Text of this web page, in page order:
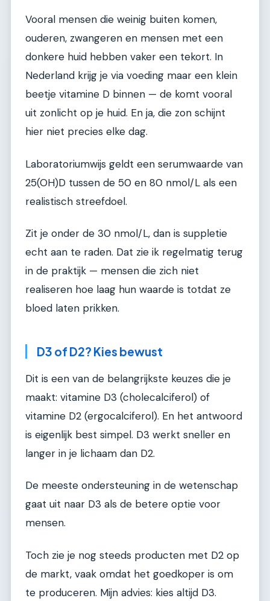
Vooral mensen die weinig buiten komen,
ouderen, zwangeren en mensen met een
donkere huid hebben vaker een tekort. In
Nederland krijg je via voeding maar een klein
beetje vitamine D binnen — de komt vooral
uit zonlicht op je huid. En ja, die zon schijnt
hier niet precies elke dag.
Laboratoriumwijs geldt een serumwaarde van
25(OH)D tussen de 50 en 80 nmol/L als een
realistisch streefdoel.
Zit je onder de 30 nmol/L, dan is suppletie
echt aan te raden. Dat zie ik regelmatig terug
in de praktijk — mensen die zich niet
realiseren hoe laag hun waarde is totdat ze
bloed laten prikken.
D3 of D2? Kies bewust
Dit is een van de belangrijkste keuzes die je
maakt: vitamine D3 (cholecalciferol) of
vitamine D2 (ergocalciferol). En het antwoord
is eigenlijk best simpel. D3 werkt sneller en
langer in je lichaam dan D2.
De meeste ondersteuning in de wetenschap
gaat uit naar D3 als de betere optie voor
mensen.
Toch zie je nog steeds producten met D2 op
de markt, vaak omdat het goedkoper is om
te produceren. Mijn advies: kies altijd D3.